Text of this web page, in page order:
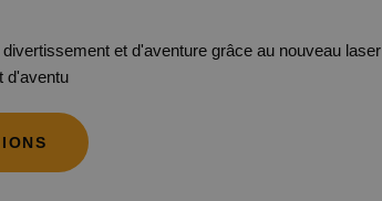
et d'aventure grâce au nouveau laser
d'aventu